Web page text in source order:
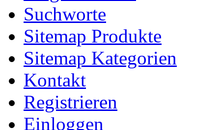
Suchworte
Sitemap Produkte
Sitemap Kategorien
Kontakt
Registrieren
Einloggen